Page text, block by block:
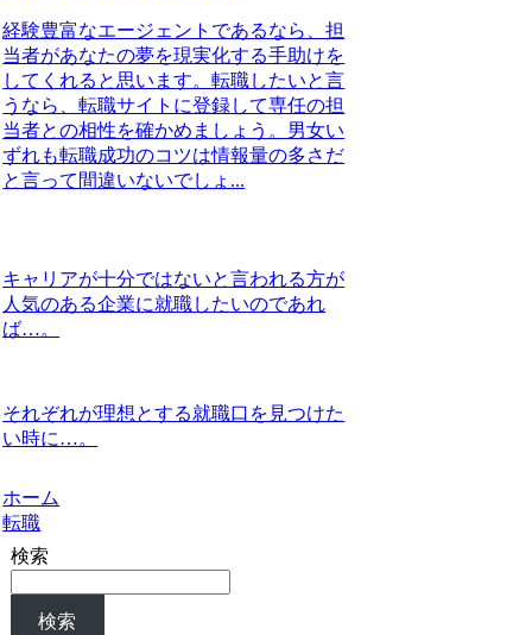
経験豊富なエージェントであるなら、担
当者があなたの夢を現実化する手助けを
してくれると思います。転職したいと言
うなら、転職サイトに登録して専任の担
当者との相性を確かめましょう。男女い
ずれも転職成功のコツは情報量の多さだ
と言って間違いないでしょ...
キャリアが十分ではないと言われる方が
人気のある企業に就職したいのであれ
ば…。
それぞれが理想とする就職口を見つけた
い時に…。
ホーム
転職
検索
検索